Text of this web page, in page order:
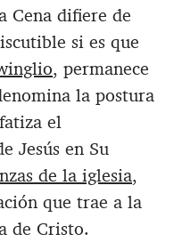
Cena difiere de
si es que
, permanece
la postura
el
Jesús en Su
de la iglesia,
que trae a la
de Cristo.